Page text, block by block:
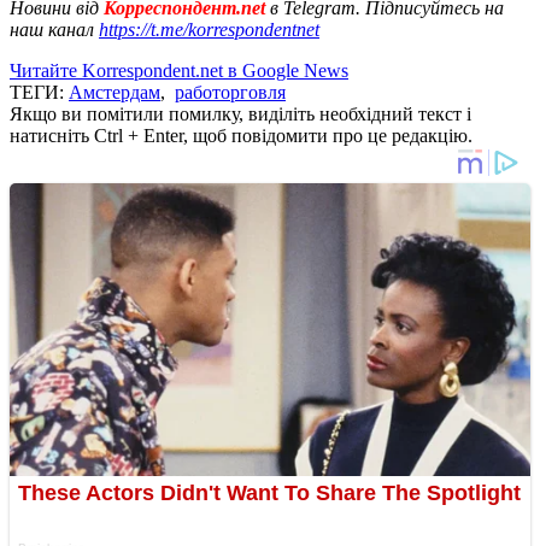
Новини від Корреспондент.netв Telegram. Підписуйтесь на
наш канал https://t.me/korrespondentnet
Читайте Korrespondent.net в Google News
ТЕГИ: Амстердам, работорговля
Якщо ви помітили помилку, виділіть необхідний текст і
натисніть Ctrl + Enter, щоб повідомити про це редакцію.